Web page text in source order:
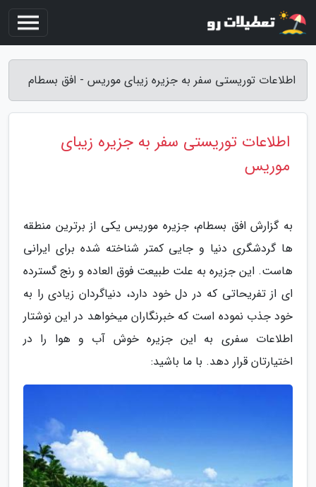
اطلاعات توریستی سفر به جزیره زیبای موریس - افق بسطام
اطلاعات توریستی سفر به جزیره زیبای
موریس
به گزارش افق بسطام، جزیره موریس یکی از برترین منطقه
ها گردشگری دنیا و جایی کمتر شناخته شده برای ایرانی
هاست. این جزیره به علت طبیعت فوق العاده و رنج گسترده
ای از تفریحاتی که در دل خود دارد، دنیاگردان زیادی را به
خود جذب نموده است که خبرنگاران میخواهد در این نوشتار
اطلاعات سفری به این جزیره خوش آب و هوا را در
اختیارتان قرار دهد. با ما باشید: